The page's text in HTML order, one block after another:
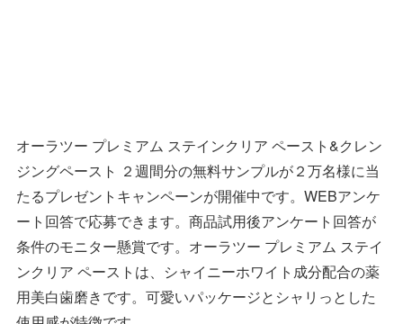
オーラツー プレミアム ステインクリア ペースト&クレン
ジングペースト ２週間分の無料サンプルが２万名様に当
たるプレゼントキャンペーンが開催中です。WEBアンケ
ート回答で応募できます。商品試用後アンケート回答が
条件のモニター懸賞です。オーラツー プレミアム ステイ
ンクリア ペーストは、シャイニーホワイト成分配合の薬
用美白歯磨きです。可愛いパッケージとシャリっとした